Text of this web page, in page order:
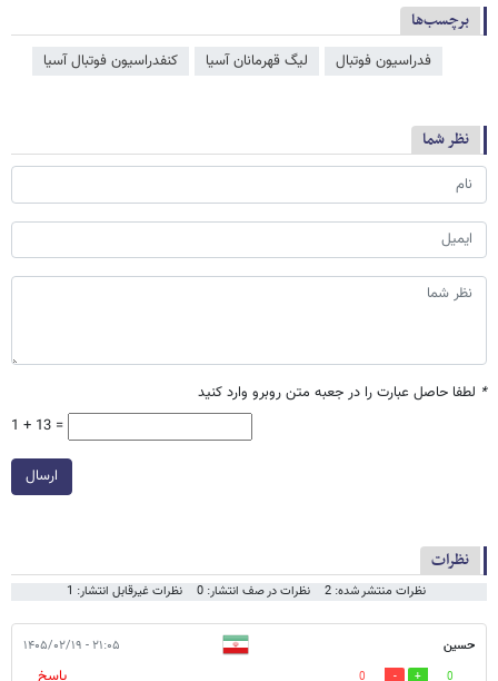
برچسب‌ها
فدراسیون فوتبال لیگ قهرمانان آسیا کنفدراسیون فوتبال آسیا
نظر شما
* لطفا حاصل عبارت را در جعبه متن روبرو وارد کنید
1 + 13 =
ارسال
نظرات
نظرات منتشر شده: 2 نظرات در صف انتشار: 0 نظرات غیرقابل انتشار: 1
حسین ۲۱:۰۵ - ۱۴۰۵/۰۲/۱۹
0
0 پاسخ